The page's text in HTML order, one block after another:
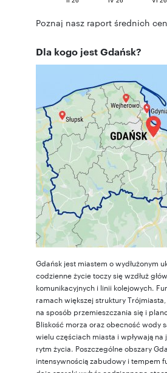
Poznaj nasz raport średnich cen
Dla kogo jest Gdańsk?
Gdańsk jest miastem o wydłużonym
codzienne życie toczy się wzdłuż
komunikacyjnych i linii kolejowych.
ramach większej struktury
na sposób przemieszczania się i
Bliskość morza oraz obecność wody
wielu częściach miasta i wpływają
rytm życia. Poszczególne obszary
intensywnością zabudowy i tempem